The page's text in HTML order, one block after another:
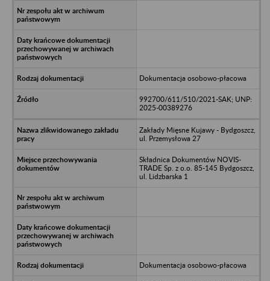
Dokumentacja osobowo-płacowa
992700/611/510/2021-SAK; UNP:
2025-00389276
Zakłady Mięsne Kujawy - Bydgoszcz,
ul. Przemysłowa 27
Składnica Dokumentów NOVIS-
TRADE Sp. z o.o. 85-145 Bydgoszcz,
ul. Lidzbarska 1
Dokumentacja osobowo-płacowa